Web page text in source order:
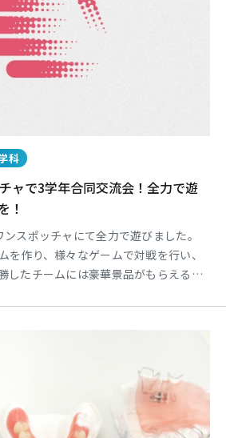
科
ャで3学年合同交流会！全力で遊
！
スポッチャにて全力で遊びました。
を作り、様々なゲームで対戦を行い、
したチームには豪華景品がもらえるた
youtu.be/JDHYV48Zr1I?
東海医療科学
東海医療工学
CLOSE
東海医療科学
東海医療工学
CLOSE
東海医療科学
東海医療工学
CLOSE
東海医療科学
東海医療工学
CLOSE